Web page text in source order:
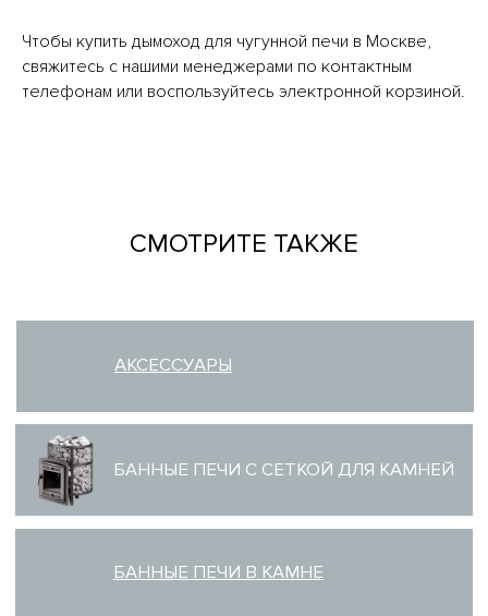
Чтобы купить дымоход для чугунной печи в Москве,
свяжитесь с нашими менеджерами по контактным
телефонам или воспользуйтесь электронной корзиной.
СМОТРИТЕ ТАКЖЕ